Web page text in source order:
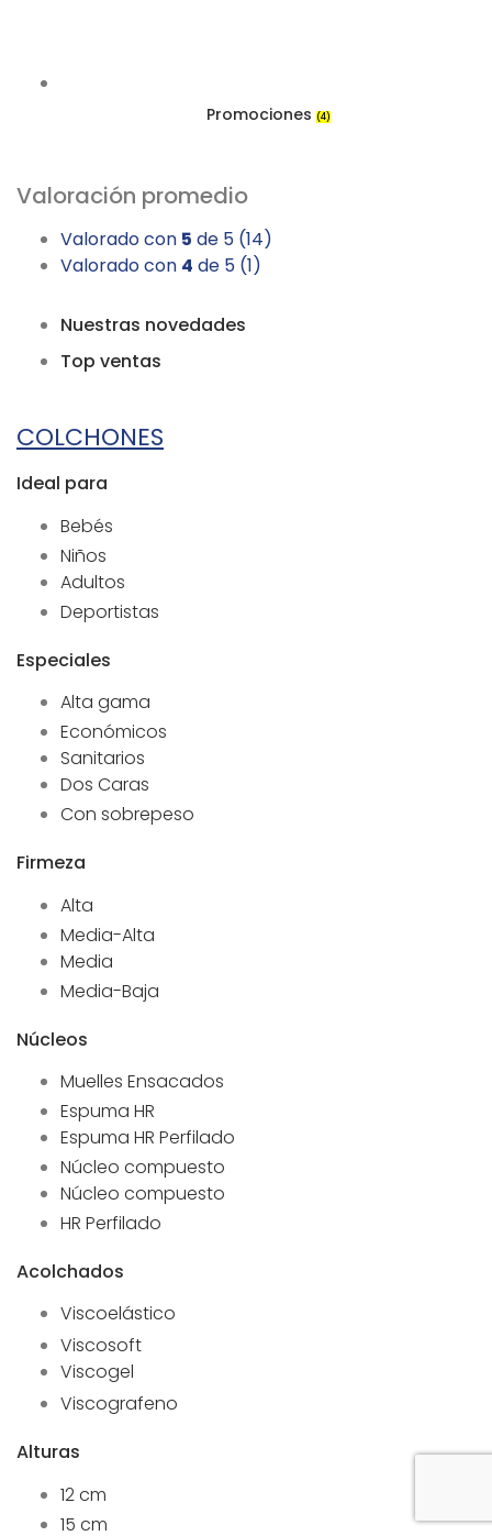
Promociones (4)
Valoración promedio
Valorado con 5 de 5 (14)
Valorado con 4 de 5 (1)
Nuestras novedades
Top ventas
COLCHONES
Ideal para
Bebés
Niños
Adultos
Deportistas
Especiales
Alta gama
Económicos
Sanitarios
Dos Caras
Con sobrepeso
Firmeza
Alta
Media-Alta
Media
Media-Baja
Núcleos
Muelles Ensacados
Espuma HR
Espuma HR Perfilado
Núcleo compuesto
Núcleo compuesto
HR Perfilado
Acolchados
Viscoelástico
Viscosoft
Viscogel
Viscografeno
Alturas
12 cm
15 cm